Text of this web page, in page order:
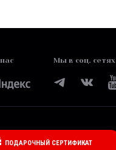
Мы в соц. сетях
ПОДАРОЧНЫЙ СЕРТИФИКАТ